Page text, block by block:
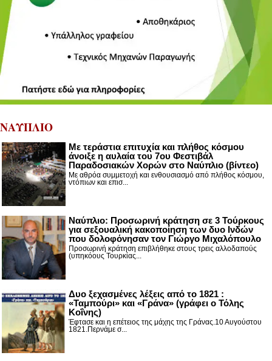
ΝΑΥΠΛΙΟ
Με τεράστια επιτυχία και πλήθος κόσμου
άνοιξε η αυλαία του 7ου Φεστιβάλ
Παραδοσιακών Χορών στο Ναύπλιο (βίντεο)
Με αθρόα συμμετοχή και ενθουσιασμό από πλήθος κόσμου,
ντόπιων και επισ...
Ναύπλιο: Προσωρινή κράτηση σε 3 Τούρκους
για σεξουαλική κακοποίηση των δυο Ινδών
που δολοφόνησαν τον Γιώργο Μιχαλόπουλο
Προσωρινή κράτηση επιβλήθηκε στους τρεις αλλοδαπούς
(υπηκόους Τουρκίας...
Δυο ξεχασμένες λέξεις από το 1821 :
«Ταμπούρι» και «Γράνα» (γράφει ο Τόλης
Κοΐνης)
Έφτασε και η επέτειος της μάχης της Γράνας.10 Αυγούστου
1821.Περνάμε σ...